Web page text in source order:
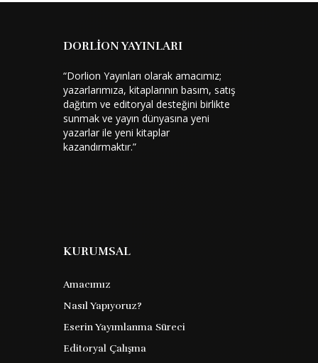
Türk Düşmanı Casus
Lawrence Ve Benzerleri
DORLİON YAYINLARI
“Dorlion Yayınları olarak amacımız;
yazarlarımıza, kitaplarının basım, satış
dağıtım ve editoryal desteğini birlikte
sunmak ve yayın dünyasına yeni
yazarlar ile yeni kitaplar
kazandırmaktır.”
KURUMSAL
Amacımız
Nasıl Yapıyoruz?
Eserin Yayımlanma Süreci
Editoryal Çalışma